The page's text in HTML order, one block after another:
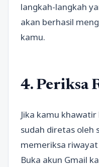
langkah-langkah
akan berhasil
kamu.
4. Periksa
Jika kamu
sudah diretas oleh
memeriksa
Buka akun Gmail